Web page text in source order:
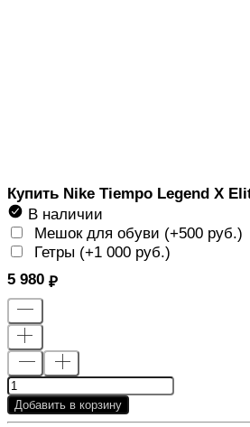
Купить Nike Tiempo Legend X
В наличии
Мешок для обуви (+500 руб.)
Гетры (+1 000 руб.)
5 980
Добавить в корзину